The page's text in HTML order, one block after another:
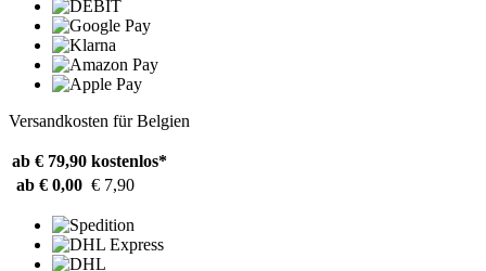
Versandkosten für Belgien
ab € 79,90 kostenlos*
ab € 0,00 € 7,90